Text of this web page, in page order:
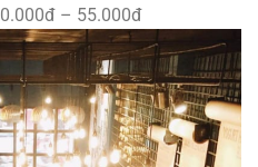
– 55.000đ